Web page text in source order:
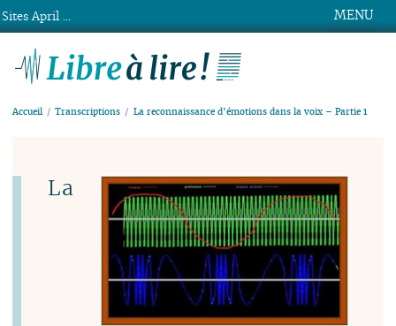
MENU
Accueil Transcriptions La reconnaissance d’émotions dans la voix – Partie 1
La
Sites April ...